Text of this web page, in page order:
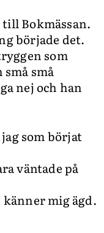
Bokmässan.
började det.
som
små
nej och han
som börjat
väntade på
känner mig ägd.